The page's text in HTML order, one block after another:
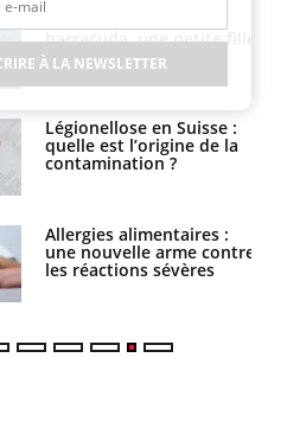
barracuda, une petite fille
secourue grâce à un
réflexe essentiel
Légionellose en Suisse :
quelle est l’origine de la
contamination ?
Allergies alimentaires :
une nouvelle arme contre
les réactions sévères
sommeil des enfants en
vacances ?
Bilan prévention : ce que
les kinés pourront
bientôt faire
TDAH : quel est ce
traitement autorisé aux
États-Unis ?
À LA NEWSLETTER